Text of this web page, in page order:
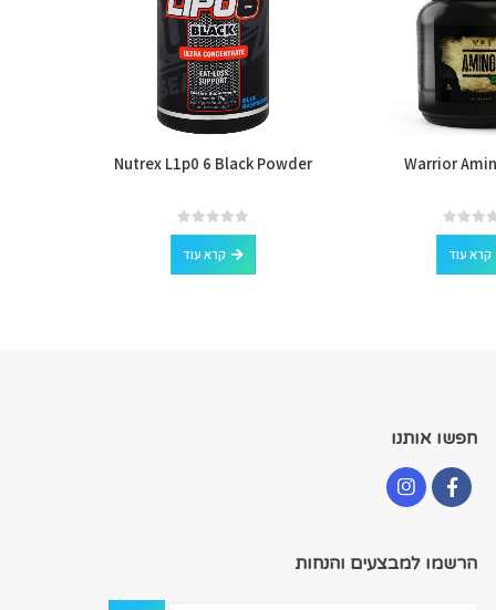
Warrior
קרא עוד
Nutrex L1p0 6 Black Powder
0
out of 5
קרא עוד
חפשו אותנו
הרשמו למבצעים והנחות